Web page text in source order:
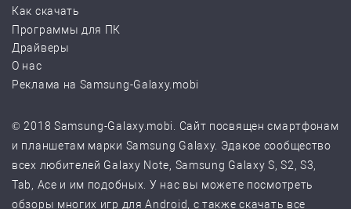
Как скачать
Программы для ПК
Драйверы
О нас
Реклама на Samsung-Galaxy.mobi
© 2018 Samsung-Galaxy.mobi. Сайт посвящен смартфонам
и планшетам марки Samsung Galaxy. Эдакое сообщество
всех любителей Galaxy Note, Samsung Galaxy S, S2, S3,
Tab, Ace и им подобных. У нас вы можете посмотреть
обзоры многих игр для Android, с также скачать все